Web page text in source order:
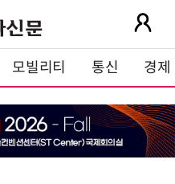
모빌리티 통신 경제